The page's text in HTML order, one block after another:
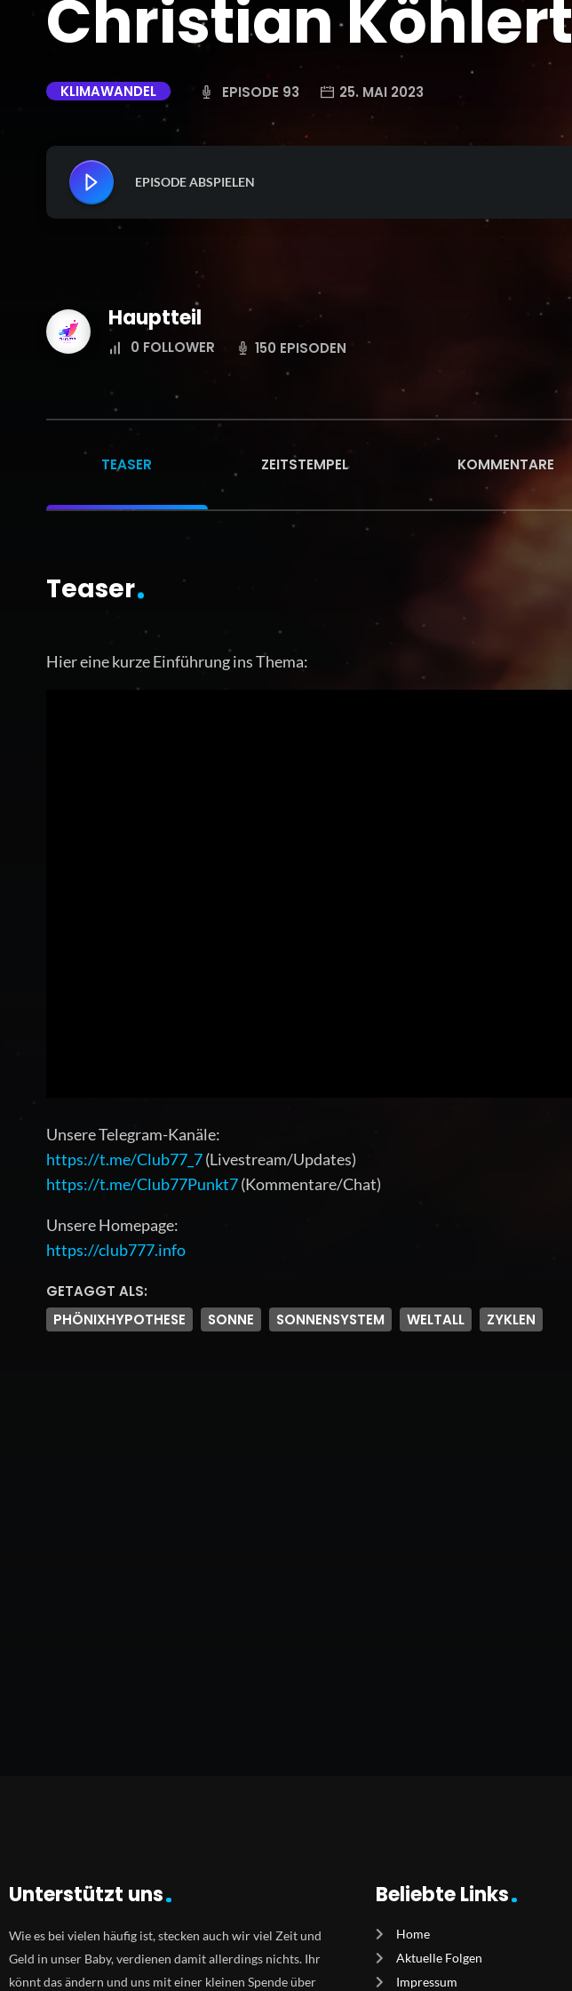
Christian Köhlert
KLIMAWANDEL EPISODE 93 25. MAI 2023
EPISODE ABSPIELEN
Hauptteil
0 FOLLOWER 150 EPISODEN
TEASER ZEITSTEMPEL KOMMENTARE
Teaser
Hier eine kurze Einführung ins Thema:
Unsere Telegram-Kanäle:
https://t.me/Club77_7(Livestream/Updates)
https://t.me/Club77Punkt7(Kommentare/Chat)
Unsere Homepage:
https://club777.info
GETAGGT ALS:
PHÖNIXHYPOTHESE
SONNE SONNENSYSTEM WELTALL ZYKLEN
Unterstützt uns
Wie es bei vielen häufig ist, stecken auch wir viel Zeit und
Geld in unser Baby, verdienen damit allerdings nichts. Ihr
könnt das ändern und uns mit einer kleinen Spende über
Beliebte Links
Home
Aktuelle Folgen
Impressum